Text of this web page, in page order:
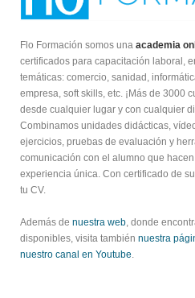
Flo Formación somos una academia
certificados para capacitación laboral,
temáticas: comercio, sanidad,
empresa, soft skills, etc. ¡Más de 3000
desde cualquier lugar y con cualquier
Combinamos unidades didácticas,
ejercicios, pruebas de evaluación y
comunicación con el alumno que
experiencia única. Con certificado de
tu CV.
Además de nuestra web , donde
disponibles, visita también nuestra
nuestro canal en Youtube